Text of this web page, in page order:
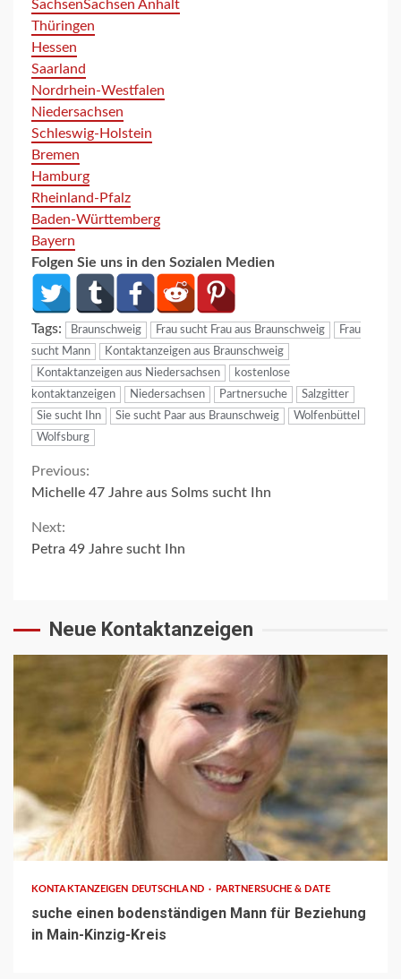
SachsenSachsen Anhalt
Thüringen
Hessen
Saarland
Nordrhein-Westfalen
Niedersachsen
Schleswig-Holstein
Bremen
Hamburg
Rheinland-Pfalz
Baden-Württemberg
Bayern
Folgen Sie uns in den Sozialen Medien
Tags: Braunschweig Frau sucht Frau aus Braunschweig
Frau
sucht Mann
Kontaktanzeigen aus Braunschweig
Kontaktanzeigen aus Niedersachsen
kostenlose
kontaktanzeigen
Niedersachsen Partnersuche
Salzgitter
Sie sucht Ihn
Sie sucht Paar aus Braunschweig
Wolfenbüttel
Wolfsburg
Continue
Reading
Previous:
Michelle 47 Jahre aus Solms sucht Ihn
Next:
Petra 49 Jahre sucht Ihn
Neue Kontaktanzeigen
1 min read
KONTAKTANZEIGEN DEUTSCHLAND PARTNERSUCHE & DATE
suche einen bodenständigen Mann für Beziehung
in Main-Kinzig-Kreis